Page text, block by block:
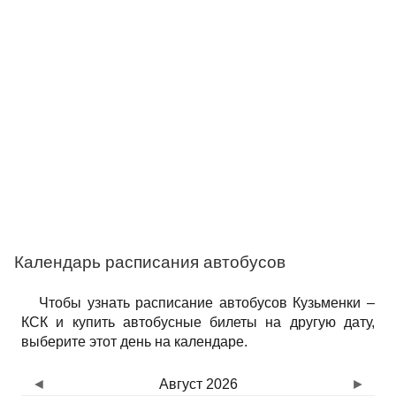
Календарь расписания автобусов
Чтобы узнать расписание автобусов Кузьменки –
КСК и купить автобусные билеты на другую дату,
выберите этот день на календаре.
Август 2026
◄ ►